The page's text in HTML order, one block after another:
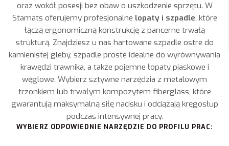
oraz wokół posesji bez obaw o uszkodzenie sprzętu. W
Stamats oferujemy profesjonalne lopaty i szpadle, które
łączą ergonomiczną konstrukcję z pancerne trwałą
strukturą. Znajdziesz u nas hartowane szpadle ostre do
kamienistej gleby, szpadle proste idealne do wyrównywania
krawędzi trawnika, a także pojemne łopaty piaskowe i
węglowe. Wybierz sztywne narzędzia z metalowym
trzonkiem lub trwałym kompozytem fiberglass, które
gwarantują maksymalną siłę nacisku i odciążają kręgosłup
podczas intensywnej pracy.
WYBIERZ ODPOWIEDNIE NARZĘDZIE DO PROFILU PRAC: